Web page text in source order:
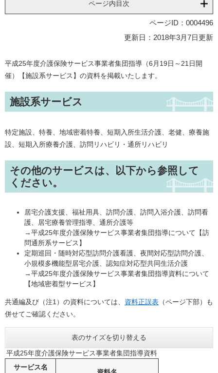
ページ内目次
ページID：0004496
更新日：2018年3月7日更新
平成25年度介護保険サービス事業者集団指導（6月19日～21日開
催）【施設系サービス】の資料を掲載いたします。
施設系サービス
特定施設、特養、地域密着特養、短期入所生活介護、老健、療養施
設、短期入所療養介護、訪問リハビリ・通所リハビリ
その他のサービスは、以下から参照して
ください。
居宅介護支援、福祉用具、訪問介護、訪問入浴介護、訪問看
護、居宅療養管理指導、通所介護等
→平成25年度介護保険サービス事業者集団指導について【訪
問通所系サービス】
定期巡回・随時対応型訪問介護看護、夜間対応型訪問介護、
小規模多機能型居宅介護、認知症対応型共同生活介護
→平成25年度介護保険サービス事業者集団指導資料について
【地域密着型サービス】
共通編及び（注1）の資料については、 資料正誤表 （ページ下部）も
併せてご確認ください。
表のサイズを切り替える
平成25年度介護保険サービス事業者集団指導資料
サービス名